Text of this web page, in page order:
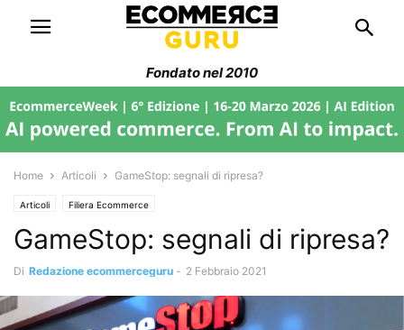
Fondato nel 2010
Home Articoli GameStop: segnali di ripresa?
Articoli Filiera Ecommerce
GameStop: segnali di ripresa?
Di Redazione ecommerceguru - 2 Febbraio 2021